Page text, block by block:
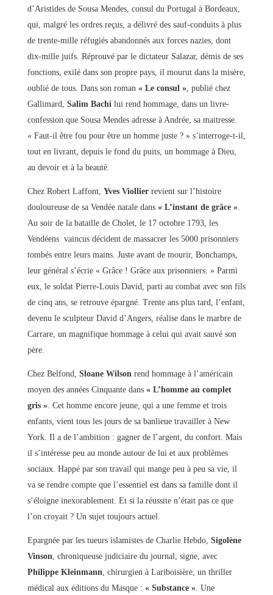
d’Aristides de Sousa Mendes, consul du Portugal à Bordeaux,
qui, malgré les ordres reçus, a délivré des sauf-conduits à plus
de trente-mille réfugiés abandonnés aux forces nazies, dont
dix-mille juifs. Réprouvé par le dictateur Salazar, démis de ses
fonctions, exilé dans son propre pays, il mourut dans la misère,
oublié de tous. Dans son roman « Le consul », publié chez
Gallimard, Salim Bachi lui rend hommage, dans un livre-
confession que Sousa Mendes adresse à Andrée, sa maitresse.
« Faut-il être fou pour être un homme juste ? » s’interroge-t-il,
tout en livrant, depuis le fond du puits, un hommage à Dieu,
au devoir et à la beauté.
Chez Robert Laffont, Yves Viollierrevient sur l’histoire
douloureuse de sa Vendée natale dans « L’instant de grâce ».
Au soir de la bataille de Cholet, le 17 octobre 1793, les
Vendéens vaincus décident de massacrer les 5000 prisonniers
tombés entre leurs mains. Juste avant de mourir, Bonchamps,
leur général s’écrie « Grâce ! Grâce aux prisonniers. » Parmi
eux, le soldat Pierre-Louis David, parti au combat avec son fils
de cinq ans, se retrouve épargné. Trente ans plus tard, l’enfant,
devenu le sculpteur David d’Angers, réalise dans le marbre de
Carrare, un magnifique hommage à celui qui avait sauvé son
père.
Chez Belfond, Sloane Wilson rend hommage à l’américain
moyen des années Cinquante dans « L’homme au complet
gris ». Cet homme encore jeune, qui a une femme et trois
enfants, vient tous les jours de sa banlieue travailler à New
York. Il a de l’ambition : gagner de l’argent, du confort. Mais
il s’intéresse peu au monde autour de lui et aux problèmes
sociaux. Happé par son travail qui mange peu à peu sa vie, il
va se rendre compte que l’essentiel est dans sa famille dont il
s’éloigne inexorablement. Et si la réussite n’était pas ce que
l’on croyait ? Un sujet toujours actuel.
Epargnée par les tueurs islamistes de Charlie Hebdo, Sigolène
Vinson , chroniqueuse judiciaire du journal, signe, avec
Philippe Kleinmann , chirurgien à Lariboisière, un thriller
médical aux éditions du Masque : « Substance ». Une